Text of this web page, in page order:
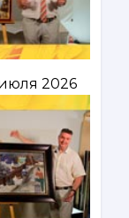
2026